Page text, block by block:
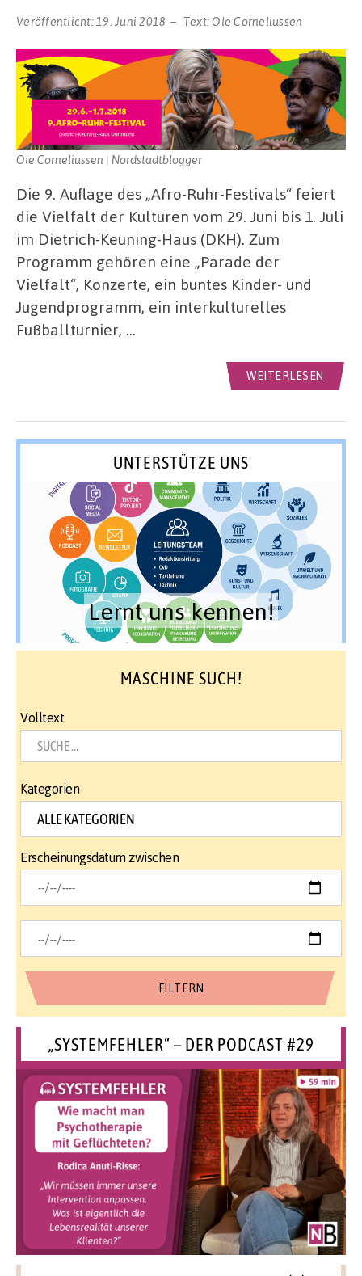
Veröffentlicht: 19. Juni 2018 Text:Ole Corneliussen
Ole Corneliussen | Nordstadtblogger
Die 9. Auflage des „Afro-Ruhr-Festivals“ feiert
die Vielfalt der Kulturen vom 29. Juni bis 1. Juli
im Dietrich-Keuning-Haus (DKH). Zum
Programm gehören eine „Parade der
Vielfalt“, Konzerte, ein buntes Kinder- und
Jugendprogramm, ein interkulturelles
Fußballturnier, …
WEITERLESEN
UNTERSTÜTZE UNS
Lernt uns kennen!
MASCHINE SUCH!
Volltext
Kategorien
Erscheinungsdatum zwischen
„SYSTEMFEHLER“ – DER PODCAST #29